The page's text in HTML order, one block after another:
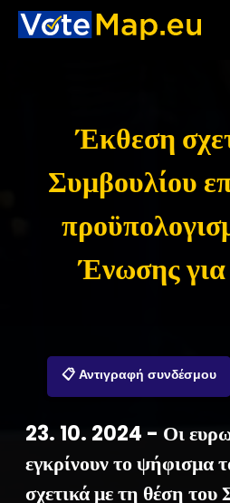
Έκθεση
Συμβουλίου
Ένωσης για
📋 Αντιγραφή συνδέσμου
23. 10. 2024 - Οι
εγκρίνουν το ψήφισμα
σχετικά με τη θέση του